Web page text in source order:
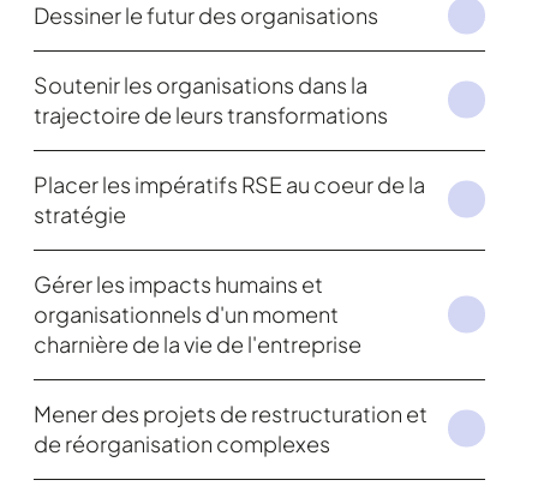
Dessiner le futur des organisations
Soutenir les organisations dans la
trajectoire de leurs transformations
Placer les impératifs RSE au coeur de la
stratégie
Gérer les impacts humains et
organisationnels d'un moment
charnière de la vie de l'entreprise
Mener des projets de restructuration et
de réorganisation complexes